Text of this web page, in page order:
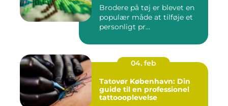
Brodere på tøj er blevet en
populær måde at tilføje et
personligt pr...
04. feb
Tatovør København: Din
guide til en professionel
tattoooplevelse